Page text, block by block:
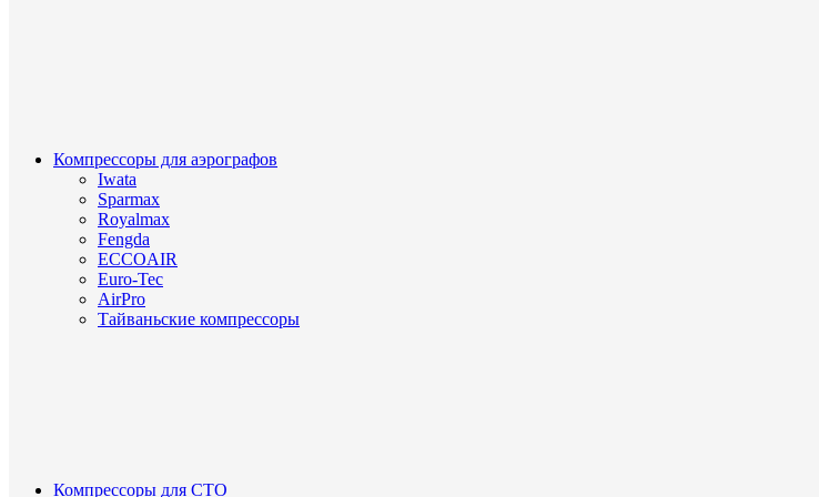
Компрессоры для аэрографов
Iwata
Sparmax
Royalmax
Fengda
ECCOAIR
Euro-Tec
AirPro
Тайваньские компрессоры
Компрессоры для СТО